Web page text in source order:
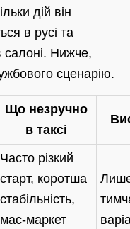
дій він
в русі та
салоні. Нижче,
сценарію.
Що незручно
в таксі
Часто різкий
старт, коротша
стабільність,
мас-маркет